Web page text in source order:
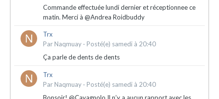
Commande effectuée lundi dernier et réceptionnee ce
matin. Merci à @Andrea Roidbuddy
Trx
Par Naqmuay · Posté(e) samedi à 20:40
Ça parle de dents de dents
Trx
Par Naqmuay · Posté(e) samedi à 20:40